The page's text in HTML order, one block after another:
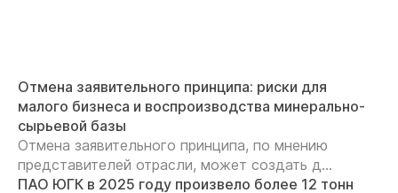
Отмена заявительного принципа: риски для
малого бизнеса и воспроизводства минерально-
сырьевой базы
Отмена заявительного принципа, по мнению
представителей отрасли, может создать д...
ПАО ЮГК в 2025 году произвело более 12 тонн